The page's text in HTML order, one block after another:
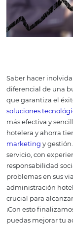
7.
Nunca esté
innovaciones
también su
administración
precios. Seguro
disponibilidad.
ellos y su
gestionados son